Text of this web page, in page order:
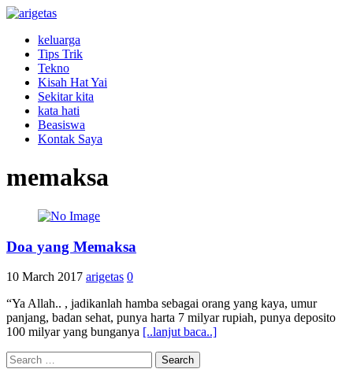
keluarga
Tips Trik
Tekno
Kisah Hat Yai
Sekitar kita
kata hati
Beasiswa
Kontak Saya
memaksa
Doa yang Memaksa
10 March 2017 arigetas 0
“Ya Allah.. , jadikanlah hamba sebagai orang yang kaya, umur
panjang, badan sehat, punya harta 7 milyar rupiah, punya deposito
100 milyar yang bunganya [..lanjut baca..]
Search
for: